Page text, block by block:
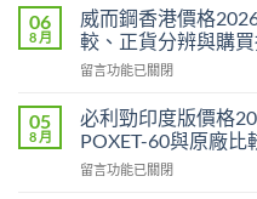
P-
Force
評
價
印
度
效
06
8 月
威而鋼香港價格
較、正貨分辨與購
在
而
鋼
香
港
留言功能已關閉
05
8 月
必利勁印度版價格
POXET-60與原廠比
在
留言功能已關閉